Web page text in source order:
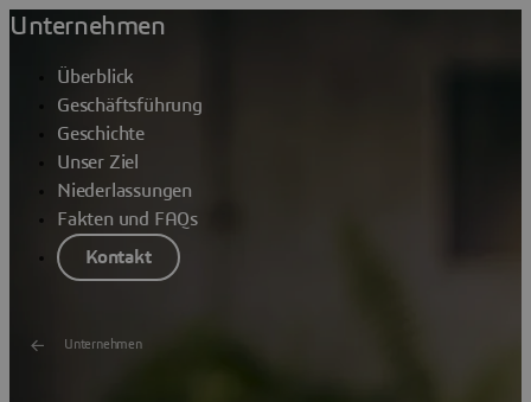
Unternehmen
Überblick
Geschäftsführung
Geschichte
Unser Ziel
Niederlassungen
Fakten und FAQs
Kontakt
Unternehmen